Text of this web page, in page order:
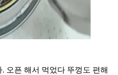
오픈 해서 먹었다 뚜껑도 편해